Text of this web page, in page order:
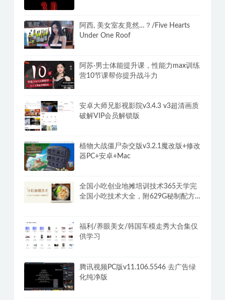
阿西, 美女室友竟然…？/Five Hearts
Under One Roof
阿苏·男士体能提升课，性能力max训练
营10节课帮你提升战斗力
安卓大师兄影视影院v3.4.3 v3超清画质
破解VIP会员解锁版
植物大战僵尸杂交版v3.2.1魔改版+修改
器PC+安卓+Mac
全国小吃创业地摊培训技术365天学完
全国小吃技术大全，附629G秘制配方
福利/养眼美女/韩国车模走秀大合集仅
供学习
腾讯视频PC版v11.106.5546 去广告绿
化纯净版